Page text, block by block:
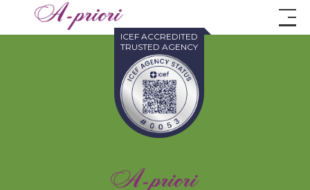
ICEF ACCREDITED
TRUSTED AGENCY